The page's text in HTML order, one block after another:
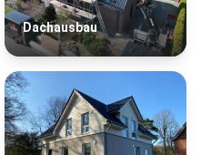
Dachausbau